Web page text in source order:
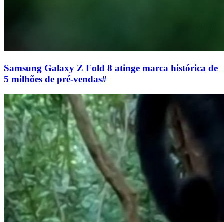
Samsung Galaxy Z Fold 8 atinge marca histórica de
5 milhões de pré-vendas#